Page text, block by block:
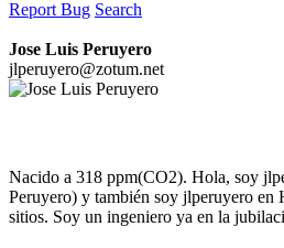
Report Bug Search
Jose Luis Peruyero
jlperuyero@zotum.net
Nacido a 318 ppm(CO2). Hola, soy
Peruyero) y también soy jlperuyero en
sitios. Soy un ingeniero ya en la